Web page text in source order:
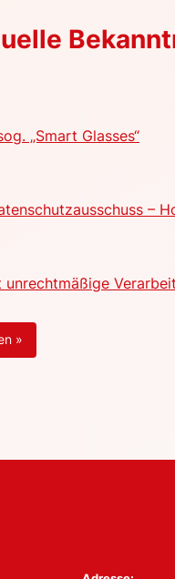
„Smart Glasses“
–
»